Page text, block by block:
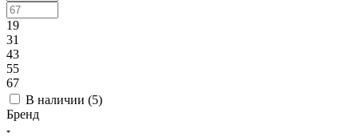
19
31
43
55
67
В наличии (5)
Бренд